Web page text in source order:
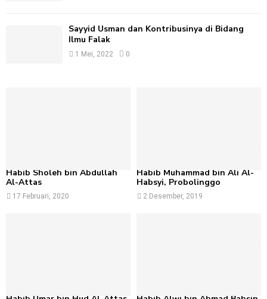
Sayyid Usman dan Kontribusinya di Bidang
Ilmu Falak
1 Mei, 2022 0
Habib Sholeh bin Abdullah
Al-Attas
17 Februari, 2020
Habib Muhammad bin Ali Al-
Habsyi, Probolinggo
2 Desember, 2019